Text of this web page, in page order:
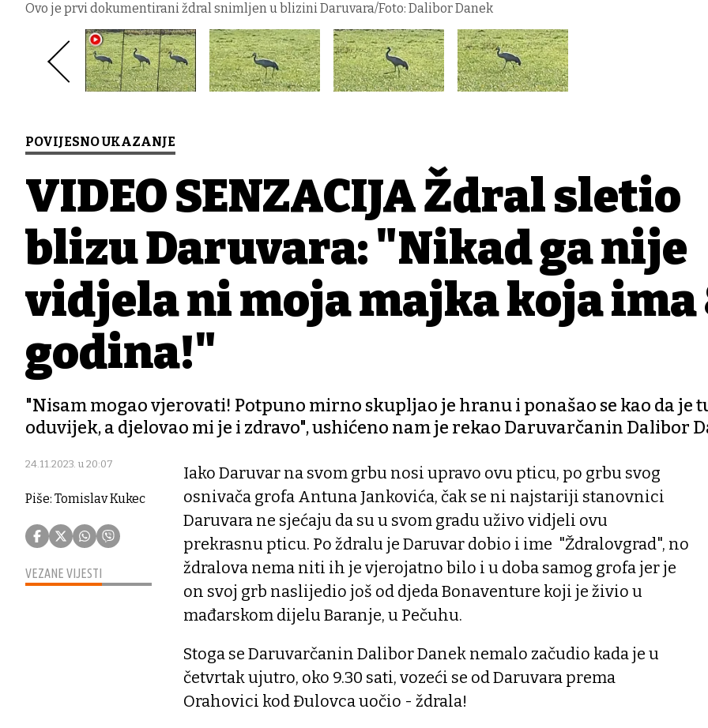
Ovo je prvi dokumentirani ždral snimljen u blizini Daruvara/Foto: Dalibor Danek
POVIJESNO UKAZANJE
VIDEO SENZACIJA Ždral sletio
blizu Daruvara: "Nikad ga nije
vidjela ni moja majka koja ima
godina!"
"Nisam mogao vjerovati! Potpuno mirno skupljao je hranu i ponašao se kao da je
oduvijek, a djelovao mi je i zdravo", ushićeno nam je rekao Daruvarčanin Dalibor
24.11.2023. u 20:07
Piše: Tomislav Kukec
VEZANE VIJESTI
Iako Daruvar na svom grbu nosi upravo ovu pticu, po grbu svog
osnivača grofa Antuna Jankovića, čak se ni najstariji stanovnici
Daruvara ne sjećaju da su u svom gradu uživo vidjeli ovu
prekrasnu pticu. Po ždralu je Daruvar dobio i ime "Ždralovgrad", no
ždralova nema niti ih je vjerojatno bilo i u doba samog grofa jer je
on svoj grb naslijedio još od djeda Bonaventure koji je živio u
mađarskom dijelu Baranje, u Pečuhu.
Stoga se Daruvarčanin Dalibor Danek nemalo začudio kada je u
četvrtak ujutro, oko 9.30 sati, vozeći se od Daruvara prema
Orahovici kod Đulovca uočio - ždrala!